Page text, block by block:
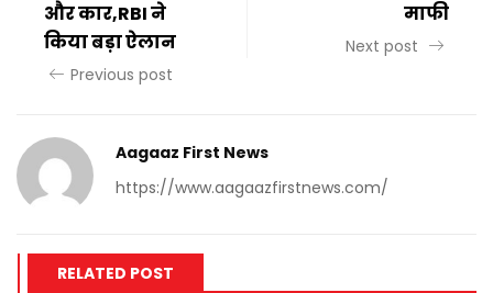
और कार,RBI ने
किया बड़ा ऐलान
Previous post
माफी
Next post
Aagaaz First News
https://www.aagaazfirstnews.com/
RELATED POST